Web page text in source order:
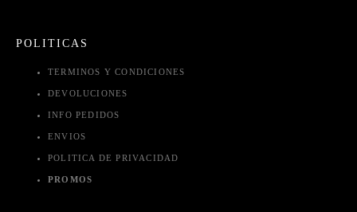
POLITICAS
TERMINOS Y CONDICIONES
DEVOLUCIONES
INFO PEDIDOS
ENVIOS
POLITICA DE PRIVACIDAD
PROMOS